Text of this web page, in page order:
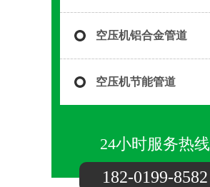
空压机铝合金管道
空压机节能管道
24小时服务热线
182-0199-8582